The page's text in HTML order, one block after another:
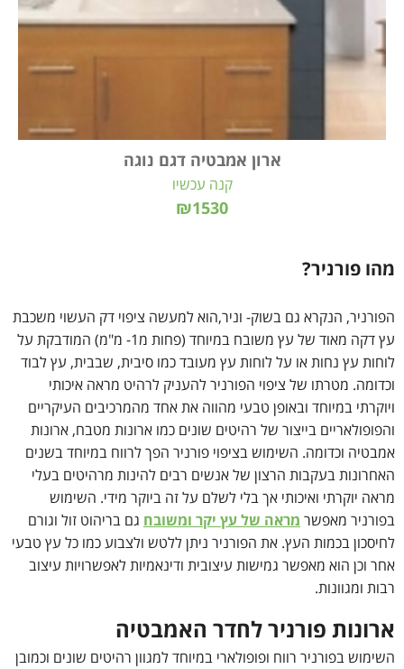
ארון אמבטיה דגם נוגה
₪1530
קנה עכשיו
מהו פורניר?
הפורניר, הנקרא גם בשוק- וניר,הוא למעשה ציפוי דק העשוי משכבת
עץ דקה מאוד של עץ משובח במיוחד (פחות מ1- מ"מ) המודבקת על
לוחות עץ נחות או על לוחות עץ מעובד כמו סיבית, שבבית, עץ לבוד
וכדומה. מטרתו של ציפוי הפורניר להעניק לרהיט מראה איכותי
ויוקרתי במיוחד ובאופן טבעי מהווה את אחד מהמרכיבים העיקריים
והפופולאריים בייצור של רהיטים שונים כמו ארונות מטבח, ארונות
אמבטיה וכדומה. השימוש בציפוי פורניר הפך לרווח במיוחד בשנים
האחרונות בעקבות הרצון של אנשים רבים להינות מרהיטים בעלי
מראה יוקרתי ואיכותי אך בלי לשלם על זה ביוקר מידי. השימוש
בפורניר מאפשר מראה של עץ יקר ומשובח גם בריהוט זול וגורם
לחיסכון בכמות העץ. את הפורניר ניתן ללטש ולצבוע כמו כל עץ טבעי
אחר וכן הוא מאפשר גמישות עיצובית ודינאמיות לאפשרויות עיצוב
רבות ומגוונות.
ארונות פורניר לחדר האמבטיה
השימוש בפורניר רווח ופופולארי במיוחד למגוון רהיטים שונים וכמובן